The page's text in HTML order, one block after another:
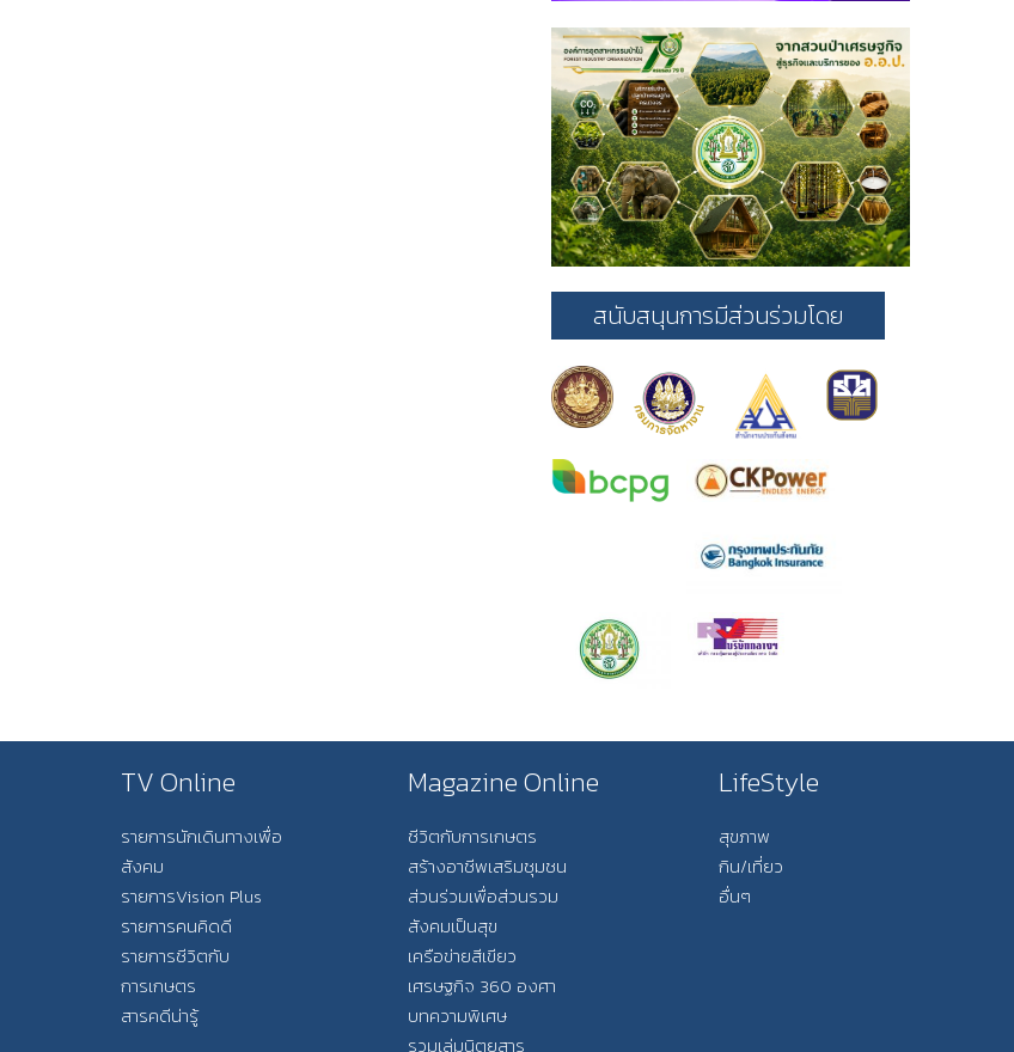
สนับสนุนการมีส่วนร่วมโดย
TV Online
รายการนักเดินทางเพื่อ
สังคม
รายการVision Plus
รายการคนคิดดี
รายการชีวิตกับ
การเกษตร
สารคดีน่ารู้
Magazine Online
ชีวิตกับการเกษตร
สร้างอาชีพเสริมชุมชน
ส่วนร่วมเพื่อส่วนรวม
สังคมเป็นสุข
เครือข่ายสีเขียว
เศรษฐกิจ 360 องศา
บทความพิเศษ
รวมเล่มนิตยสาร
LifeStyle
สุขภาพ
กิน/เที่ยว
อื่นๆ